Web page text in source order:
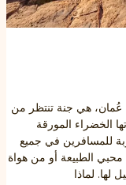
عُمان، هي جنة تنتظر من
الخضراء المورقة
للمسافرين في جميع
الطبيعة أو من هواة
لها. لماذا